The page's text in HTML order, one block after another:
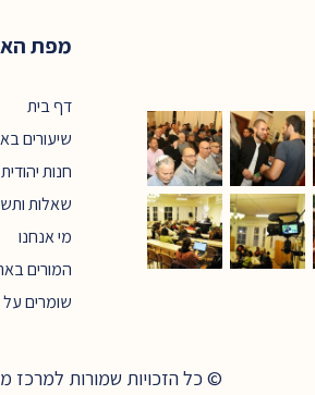
מפת
דף בית
שיעורים
חנות
שאלות
מי אנחנו
המורים
שומרים על
© כל הזכויות שמורות למרכז